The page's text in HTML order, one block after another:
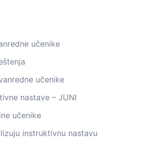
učenike
učenike
nastave – JUNI
učenike
instruktivnu nastavu